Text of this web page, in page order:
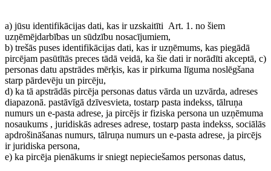
a) jūsu identifikācijas dati, kas ir uzskaitīti Art. 1. no šiem
uzņēmējdarbības un sūdzību nosacījumiem,
b) trešās puses identifikācijas dati, kas ir uzņēmums, kas piegādā
pircējam pasūtītās preces tādā veidā, ka šie dati ir norādīti akceptā, c)
personas datu apstrādes mērķis, kas ir pirkuma līguma noslēgšana
starp pārdevēju un pircēju,
d) ka tā apstrādās pircēja personas datus vārda un uzvārda, adreses
diapazonā. pastāvīgā dzīvesvieta, tostarp pasta indekss, tālruņa
numurs un e-pasta adrese, ja pircējs ir fiziska persona un uzņēmuma
nosaukums , juridiskās adreses adrese, tostarp pasta indekss, sociālās
apdrošināšanas numurs, tālruņa numurs un e-pasta adrese, ja pircējs
ir juridiska persona,
e) ka pircēja pienākums ir sniegt nepieciešamos personas datus,